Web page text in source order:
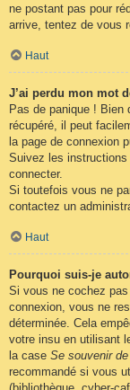
ne postant pas pour
arrive, tentez de vous
Haut
J’ai perdu mon mot
Pas de panique ! Bien
récupéré, il peut
la page de connexion
Suivez les
connecter.
Si toutefois vous ne
contactez un
Haut
Pourquoi suis-je
Si vous ne cochez
connexion, vous ne
déterminée. Cela
votre insu en utilisant
la case Se souvenir
recommandé si vous